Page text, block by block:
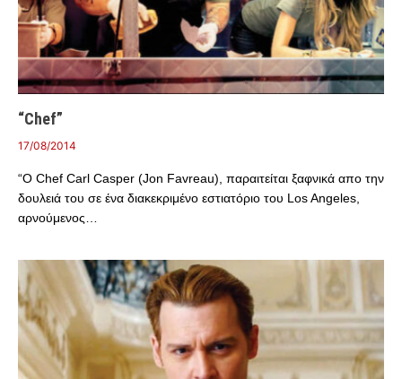
“Chef”
17/08/2014
“Ο Chef Carl Casper (Jon Favreau), παραιτείται ξαφνικά απο την
δουλειά του σε ένα διακεκριμένο εστιατόριο του Los Angeles,
αρνούμενος…